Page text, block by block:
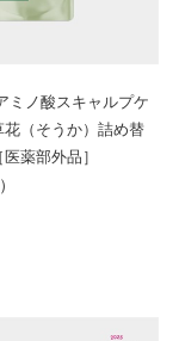
ミノ酸スキャルプケ
花（そうか）詰め替
薬部外品］